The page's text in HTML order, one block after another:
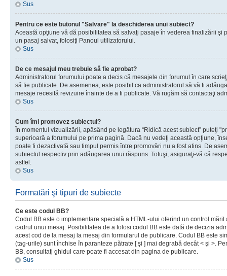
Sus
Pentru ce este butonul "Salvare" la deschiderea unui subiect?
Această opţiune vă dă posibilitatea să salvaţi pasaje în vederea finalizării şi
un pasaj salvat, folosiţi Panoul utilizatorului.
Sus
De ce mesajul meu trebuie să fie aprobat?
Administratorul forumului poate a decis că mesajele din forumul în care
să fie publicate. De asemenea, este posibil ca administratorul să vă fi
mesaje recesită revizuire înainte de a fi publicate. Vă rugăm să contactaţi
Sus
Cum îmi promovez subiectul?
În momentul vizualizării, apăsând pe legătura “Ridică acest subiect” puteţi
superioară a forumului pe prima pagină. Dacă nu vedeţi această opţiune,
poate fi dezactivată sau timpul permis între promovări nu a fost atins. De
subiectul respectiv prin adăugarea unui răspuns. Totuşi, asiguraţi-vă că
astfel.
Sus
Formatări şi tipuri de subiecte
Ce este codul BB?
Codul BB este o implementare specială a HTML-ului oferind un control
cadrul unui mesaj. Posibilitatea de a folosi codul BB este dată de decizia
acest cod de la mesaj la mesaj din formularul de publicare. Codul BB este
(tag-urile) sunt închise în paranteze pătrate [ şi ] mai degrabă decât < şi >.
BB, consultaţi ghidul care poate fi accesat din pagina de publicare.
Sus